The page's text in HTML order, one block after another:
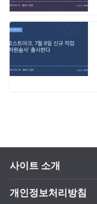
사이트 소개
개인정보처리방침